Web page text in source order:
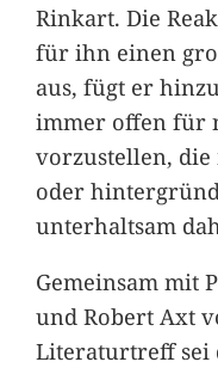
Rinkart. Die
für ihn einen
aus, fügt er
immer offen für
vorzustellen,
oder
unterhaltsam
Gemeinsam mit
und Robert Axt
Literaturtreff sei